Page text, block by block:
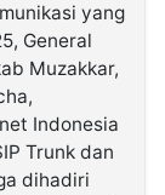
yang
General
Muzakkar,
Indonesia
Trunk dan
dihadiri